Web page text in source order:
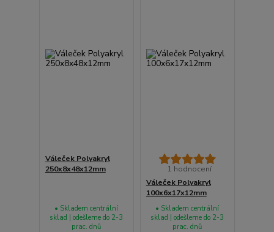
Váleček Polyakryl
250x8x48x12mm
• Skladem centrální
sklad | odešleme do 2-3
prac. dnů
1 hodnocení
Váleček Polyakryl
100x6x17x12mm
• Skladem centrální
sklad | odešleme do 2-3
prac. dnů